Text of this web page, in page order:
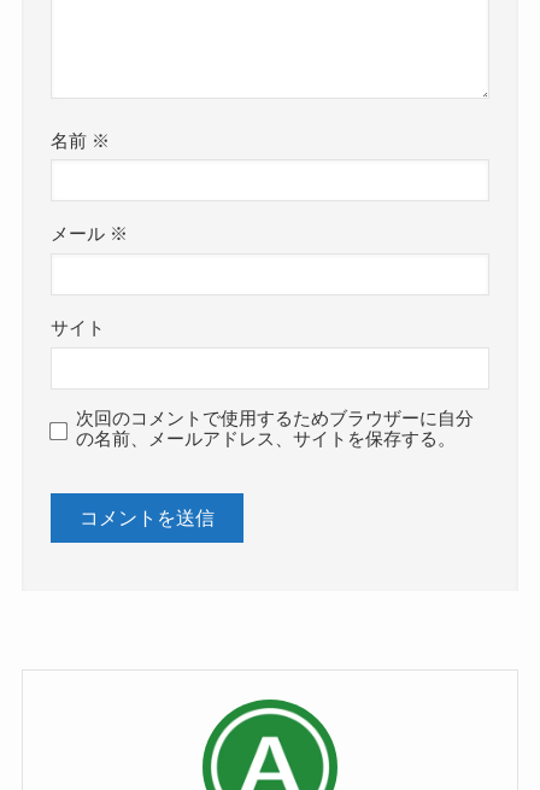
名前 ※
メール ※
サイト
次回のコメントで使用するためブラウザーに自分
の名前、メールアドレス、サイトを保存する。